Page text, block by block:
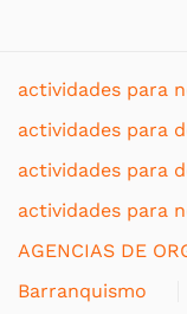
actividades para
actividades para
actividades para
actividades para
AGENCIAS DE
Barranquismo